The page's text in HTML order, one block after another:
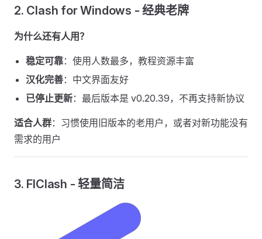
2. Clash for Windows - 经典老牌
为什么还有人用？
稳定可靠：使用人数最多，教程资源丰富
汉化完善：中文界面友好
已停止更新：最后版本是 v0.20.39，不再支持新协议
适合人群：习惯使用旧版本的老用户，或者对新功能没有
需求的用户
3. FlClash - 轻量简洁